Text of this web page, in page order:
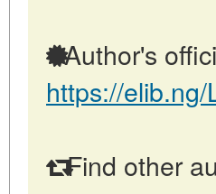
Author's
https://
Find other